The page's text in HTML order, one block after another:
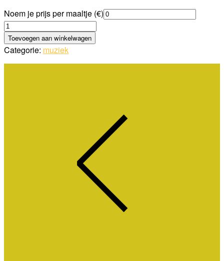
Noem je prijs per maaltje (€)
Amonia
Caramel
-
Toevoegen aan winkelwagen
Categorie: muziek